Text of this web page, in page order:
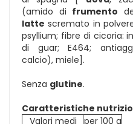
(amido di frumento
latte scremato in
psyllium; fibre di cicoria:
di guar; E464;
calcio), miele].
Senza glutine.
Caratteristiche
Valori medi
per 100 g